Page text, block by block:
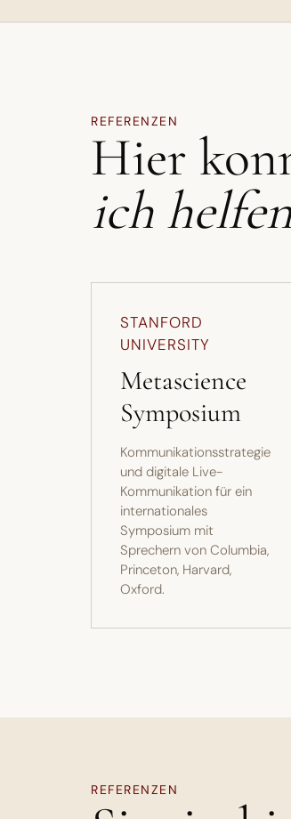
REFERENZEN
Hier
ich
STANFORD
UNIVERSITY
Metascience
Symposium
Kommunikationsstrategie
und digitale Live-
Kommunikation für ein
internationales
Symposium mit
Sprechern von Columbia,
Princeton, Harvard,
Oxford.
REFERENZEN